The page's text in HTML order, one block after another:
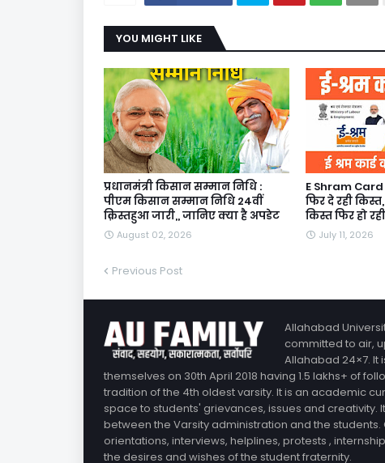
YOU MIGHT LIKE
प्रधानमंत्री किसान सम्मान निधि :
पीएम किसान सम्मान निधि 24वीं
क़िस्तहुआ जारी,, जानिए क्या है अपडेट
August 02, 2026
E Shram
फिर दे रही
किस्त फिर हो
July 11, 2026
Previous Post
Allahabad
committed to air,
Allahabad 24×7. It
themselves on 30th April 2018 having 1.5 lakhs+ of
tradition of the 4th oldest varsity. It is an academic
space to students' grievances, issues and
between the Varsity administration and the
orientations, interviews, helplines, protests ,
the desires and wishes of the student fraternity.